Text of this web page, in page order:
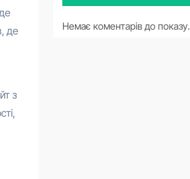
де
з
Немає коментарів до показу.